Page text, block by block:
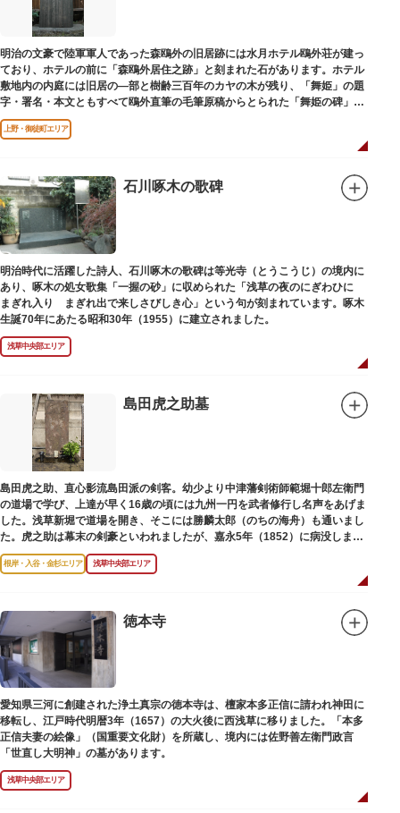
明治の文豪で陸軍軍人であった森鴎外の旧居跡には水月ホテル鴎外荘が建っ
ており、ホテルの前に「森鴎外居住之跡」と刻まれた石があります。ホテル
敷地内の内庭には旧居の―部と樹齢三百年のカヤの木が残り、「舞姫」の題
字・署名・本文ともすべて鴎外直筆の毛筆原稿からとられた「舞姫の碑」の
文学碑も建っています。
上野・御徒町エリア
石川啄木の歌碑
明治時代に活躍した詩人、石川啄木の歌碑は等光寺（とうこうじ）の境内に
あり、啄木の処女歌集「一握の砂」に収められた「浅草の夜のにぎわひに
まぎれ入り まぎれ出で来しさびしき心」という句が刻まれています。啄木
生誕70年にあたる昭和30年（1955）に建立されました。
浅草中央部エリア
島田虎之助墓
島田虎之助、直心影流島田派の剣客。幼少より中津藩剣術師範堀十郎左衛門
の道場で学び、上達が早く16歳の頃には九州一円を武者修行し名声をあげま
した。浅草新堀で道場を開き、そこには勝麟太郎（のちの海舟）も通いまし
た。虎之助は幕末の剣豪といわれましたが、嘉永5年（1852）に病没しまし
た。お墓は正定寺（しょうじょうじ）にあります。
根岸・入谷・金杉エリア 浅草中央部エリア
徳本寺
愛知県三河に創建された浄土真宗の徳本寺は、檀家本多正信に請われ神田に
移転し、江戸時代明暦3年（1657）の大火後に西浅草に移りました。「本多
正信夫妻の絵像」（国重要文化財）を所蔵し、境内には佐野善左衛門政言
「世直し大明神」の墓があります。
浅草中央部エリア